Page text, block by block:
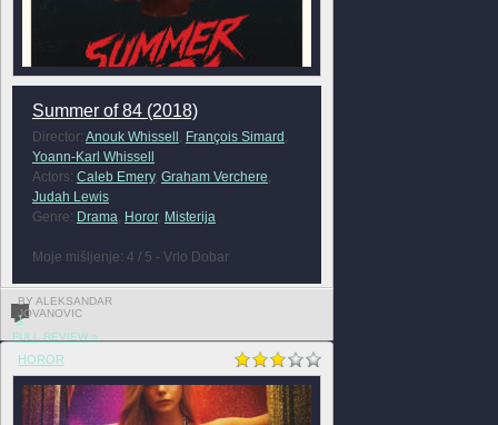
Summer of 84 (2018)
Director: Anouk Whissell François Simard
Yoann-Karl Whissell
Actors: Caleb Emery, Graham Verchere
Judah Lewis
Genre: Drama Horor, Misterija
Moje mišljenje: 4 / 5 - Vrlo Dobar
BY ALEKSANDAR
JOVANOVIC
1
FULL REVIEW »
HOROR